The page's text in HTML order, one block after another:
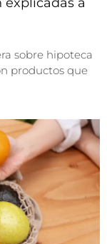
sobre hipoteca
productos que